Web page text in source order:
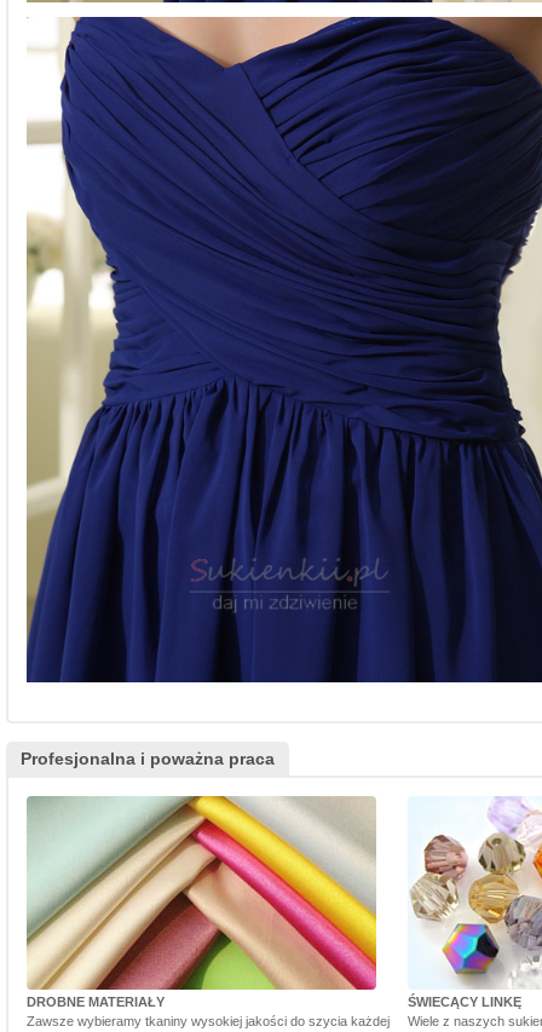
Profesjonalna i poważna praca
DROBNE MATERIAŁY
Zawsze wybieramy tkaniny wysokiej jakości do szycia każdej
ŚWIECĄCY LINKĘ
Wiele z naszych